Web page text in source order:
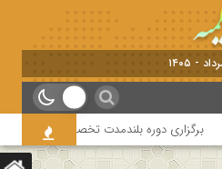
برگزاری دوره بلندمدت تخصصی و کارگاه